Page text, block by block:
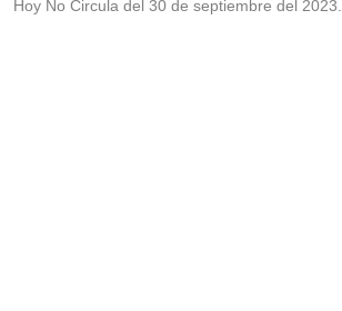
Hoy No Circula del 30 de septiembre del 2023.